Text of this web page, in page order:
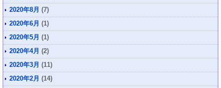
2020年8月 (7)
2020年6月 (1)
2020年5月 (1)
2020年4月 (2)
2020年3月 (11)
2020年2月 (14)